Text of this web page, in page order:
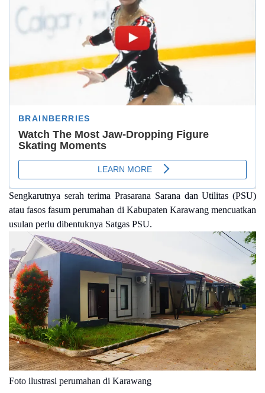
Sengkarutnya serah terima Prasarana Sarana dan Utilitas (PSU)
atau fasos fasum perumahan di Kabupaten Karawang mencuatkan
usulan perlu dibentuknya Satgas PSU.
Foto ilustrasi perumahan di Karawang